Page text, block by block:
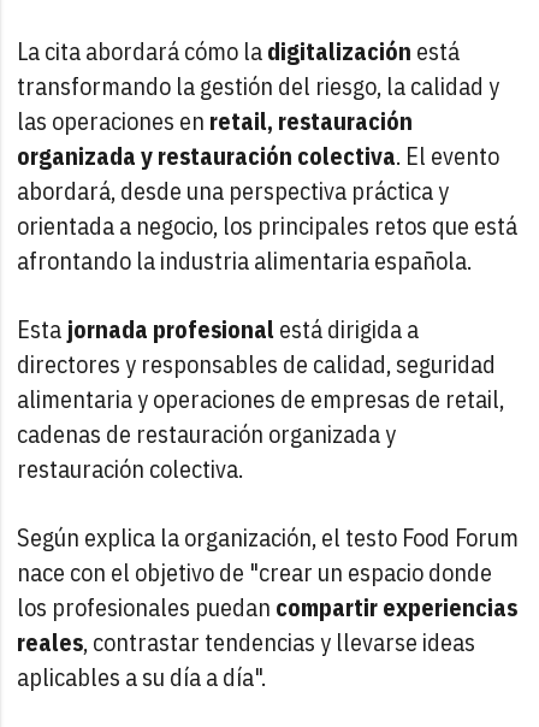
La cita abordará cómo ladigitalización está
transformando la gestión del riesgo, la calidad y
las operaciones en retail, restauración
organizada y restauración colectiva. El evento
abordará, desde una perspectiva práctica y
orientada a negocio, los principales retos que está
afrontando la industria alimentaria española.
Esta jornada profesionalestá dirigida a
directores y responsables de calidad, seguridad
alimentaria y operaciones de empresas de retail,
cadenas de restauración organizada y
restauración colectiva.
Según explica la organización, el testo Food Forum
nace con el objetivo de "crear un espacio donde
los profesionales puedan compartir experiencias
reales, contrastar tendencias y llevarse ideas
aplicables a su día a día".